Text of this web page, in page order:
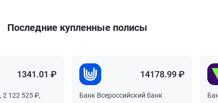
Последние купленные полисы
1341.01 ₽
2 122 525 ₽,
14178.99 ₽
Банк Всероссийский банк
1341.01 ₽
2 122 525 ₽,
14178.99 ₽
Банк Всероссийский банк
1341.01 ₽
2 122 525 ₽,
14178.99 ₽
Банк Всероссийский банк
1341.01 ₽
2 122 525 ₽,
14178.99 ₽
Банк Всероссийский банк